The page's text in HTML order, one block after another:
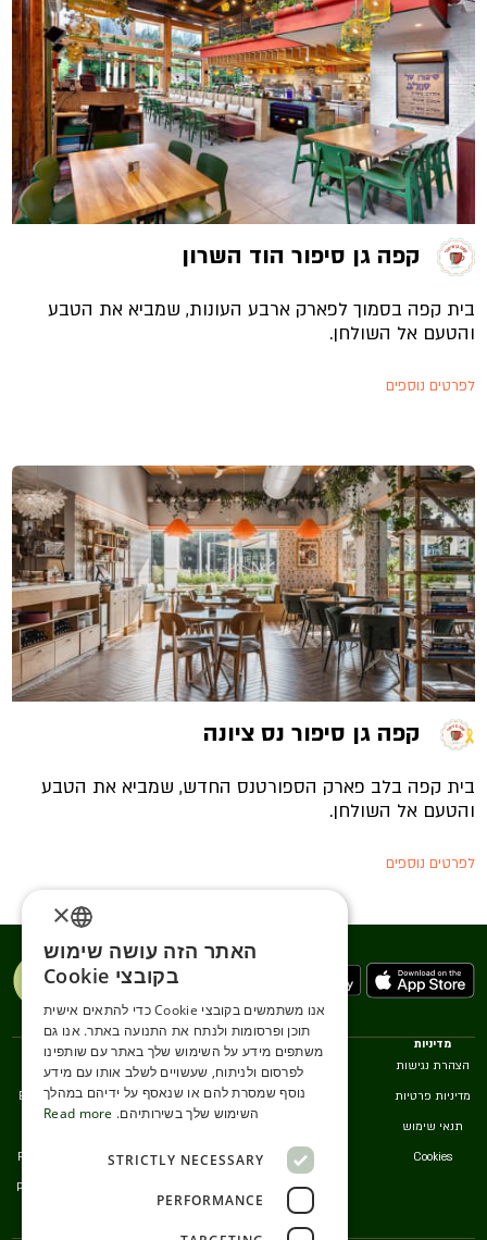
קפה גן סיפור הוד השרון
בית קפה בסמוך לפארק ארבע העונות, שמביא את הטבע
והטעם אל השולחן.
לפרטים נוספים
קפה גן סיפור נס ציונה
בית קפה בלב פארק הספורטנס החדש, שמביא את הטבע
והטעם אל השולחן.
לפרטים נוספים
מדיניות
הצהרת נגישות
מדיניות פרטיות
תנאי שימוש
Cookies
צרו קשר
שירות לקוחות
שירותים
סניפים
עברית
English
Română
Русский
ENGLISH
SERBIA
HEBREW
RUSSIAN
SERBIAN-2
×
האתר הזה עושה שימוש
בקובצי Cookie
אנו משתמשים בקובצי Cookie כדי להתאים אישית
תוכן ופרסומות ולנתח את התנועה באתר. אנו גם
משתפים מידע על השימוש שלך באתר עם שותפינו
לפרסום ולניתוח, שעשויים לשלב אותו עם מידע
נוסף שמסרת להם או שנאסף על ידיהם במהלך
השימוש שלך בשירותיהם. Read more
STRICTLY NECESSARY
PERFORMANCE